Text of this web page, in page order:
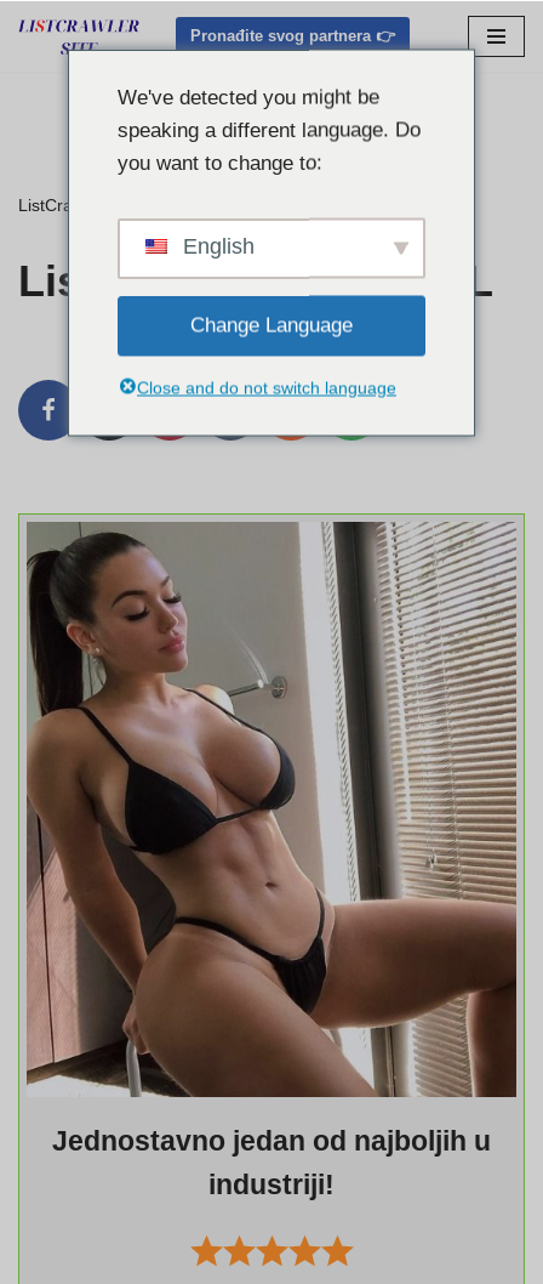
Pronađite svog partnera 👉
ListCrawler
Listcrawler Orlando FL
Jednostavno jedan od najboljih u
industriji!
We've detected you might be
speaking a different language. Do
you want to change to:
English
Change Language
Close and do not switch language